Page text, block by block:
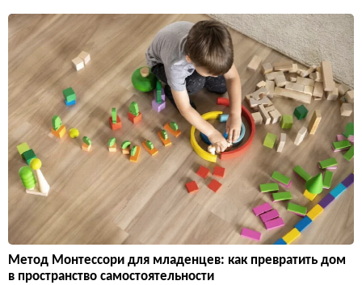
Метод Монтессори для младенцев: как превратить дом
в пространство самостоятельности